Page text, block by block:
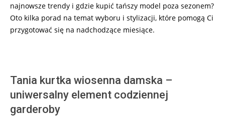
najnowsze trendy i gdzie kupić tańszy model poza sezonem?
Oto kilka porad na temat wyboru i stylizacji, które pomogą Ci
przygotować się na nadchodzące miesiące.
Tania kurtka wiosenna damska –
uniwersalny element codziennej
garderoby